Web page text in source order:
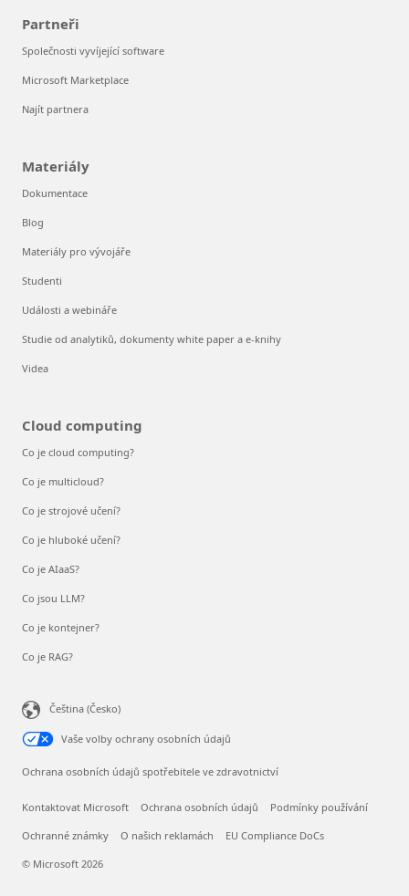
Partneři
Společnosti vyvíjející software
Microsoft Marketplace
Najít partnera
Materiály
Dokumentace
Blog
Materiály pro vývojáře
Studenti
Události a webináře
Studie od analytiků, dokumenty white paper a e-knihy
Videa
Cloud computing
Co je cloud computing?
Co je multicloud?
Co je strojové učení?
Co je hluboké učení?
Co je AIaaS?
Co jsou LLM?
Co je kontejner?
Co je RAG?
Čeština (Česko)
Vaše volby ochrany osobních údajů
Ochrana osobních údajů spotřebitele ve zdravotnictví
Kontaktovat Microsoft Ochrana osobních údajů Podmínky používání
Ochranné známky O našich reklamách EU Compliance DoCs
© Microsoft 2026